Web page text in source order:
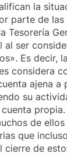
la
parte de
Tesorería
al ser
Es decir, la
considera
ajena a
su
propia.
de
que
cierre de